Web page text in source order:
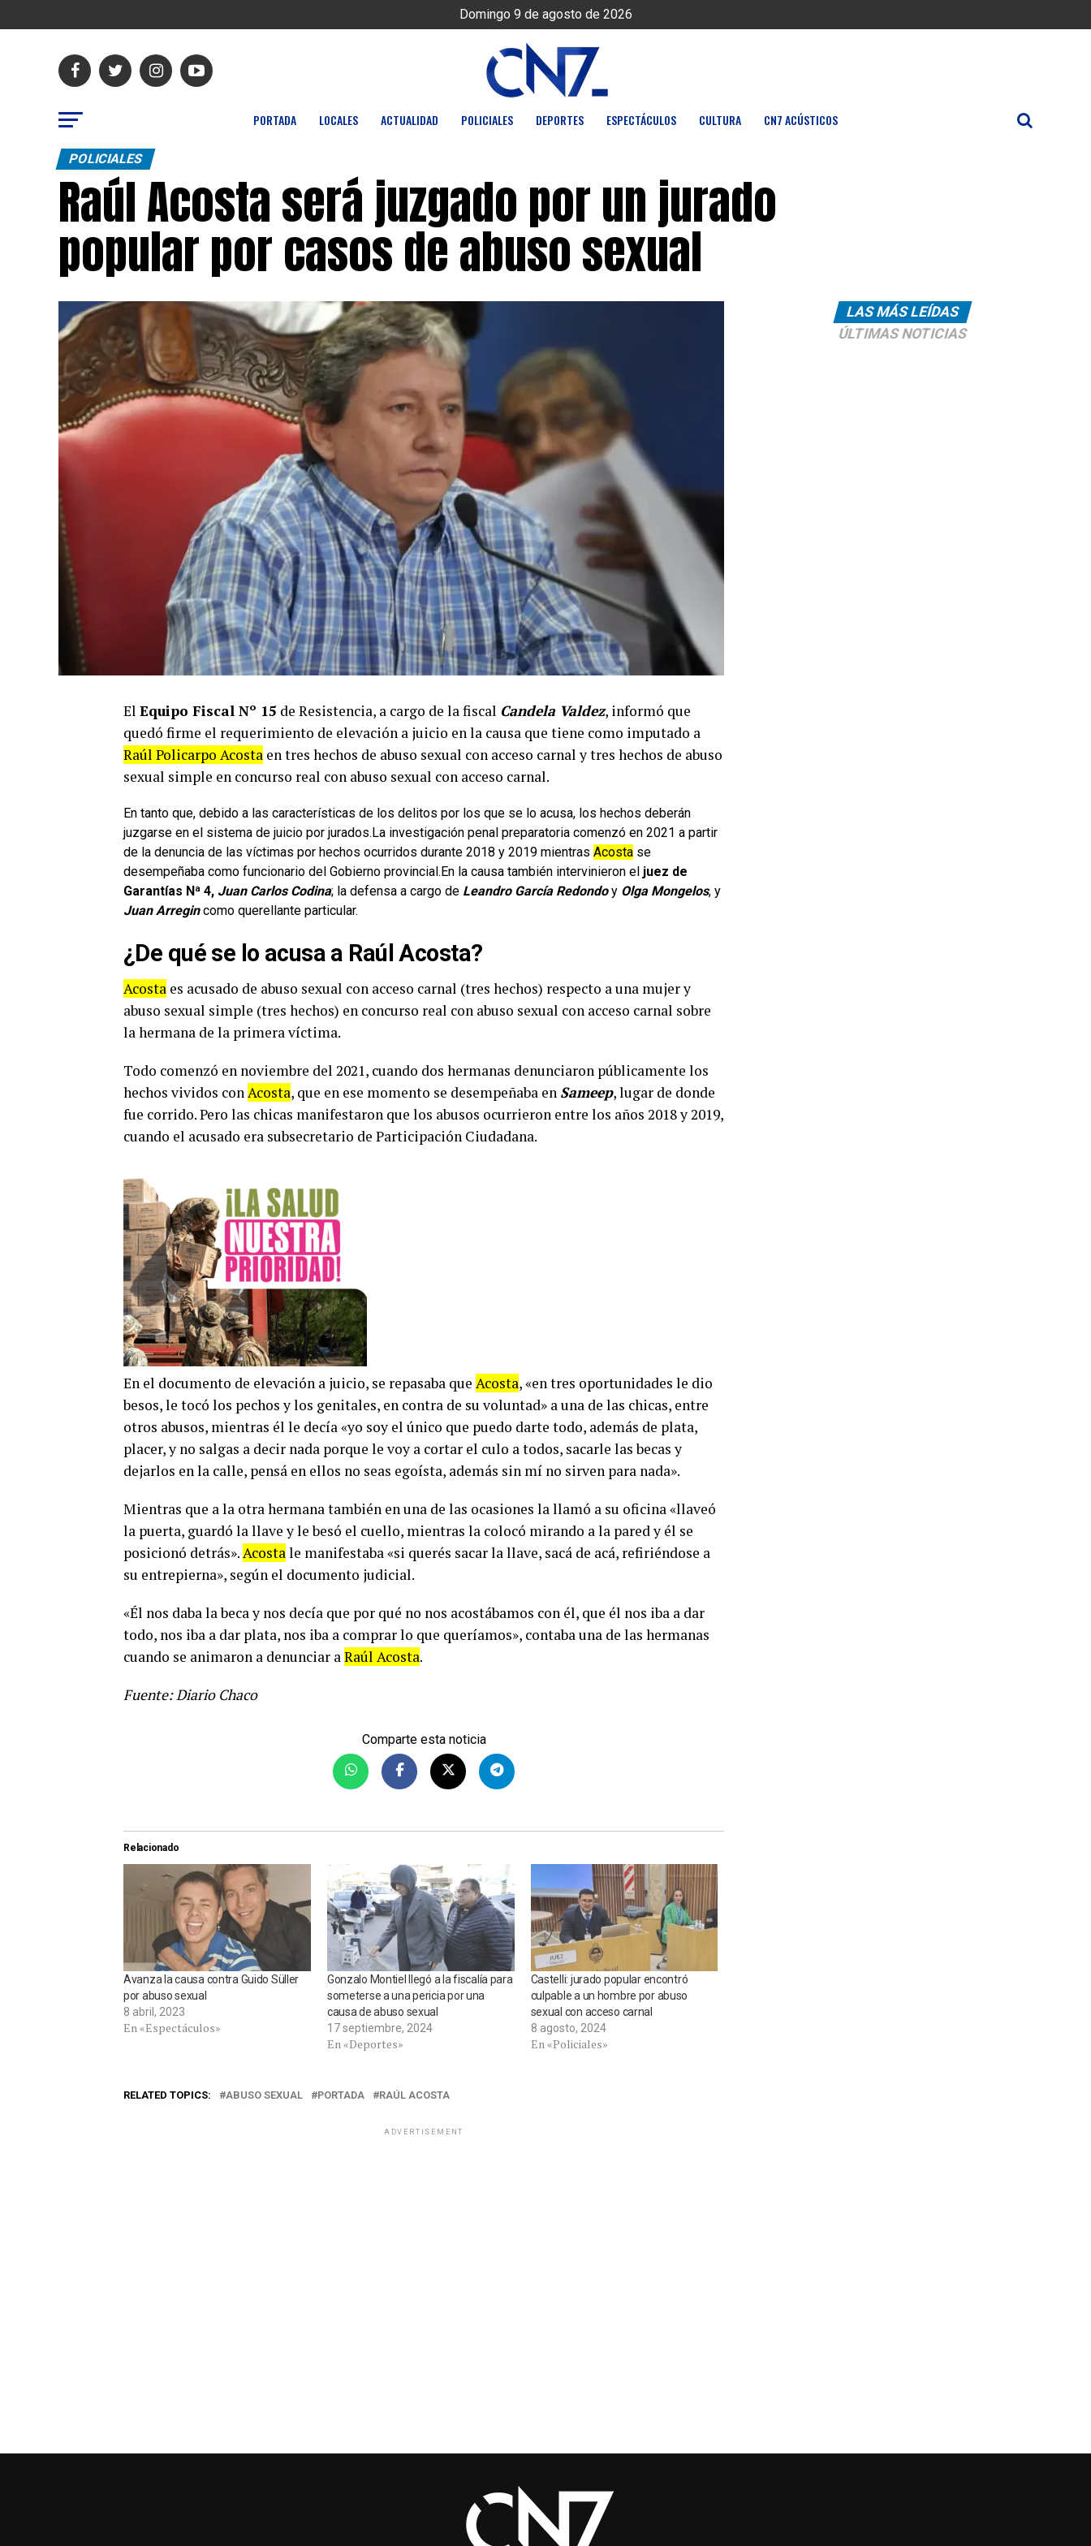
Domingo 9 de agosto de 2026
PORTADA LOCALES ACTUALIDAD POLICIALES DEPORTES ESPECTÁCULOS CULTURA CN7 ACÚSTICOS
POLICIALES
Raúl Acosta será juzgado por un jurado
popular por casos de abuso sexual
El Equipo Fiscal Nº 15 de Resistencia, a cargo de la fiscal Candela Valdez, informó que
quedó firme el requerimiento de elevación a juicio en la causa que tiene como imputado a
Raúl Policarpo Acosta en tres hechos de abuso sexual con acceso carnal y tres hechos de abuso
sexual simple en concurso real con abuso sexual con acceso carnal.
En tanto que, debido a las características de los delitos por los que se lo acusa, los hechos deberán
juzgarse en el sistema de juicio por jurados.La investigación penal preparatoria comenzó en 2021 a partir
de la denuncia de las víctimas por hechos ocurridos durante 2018 y 2019 mientras Acosta se
desempeñaba como funcionario del Gobierno provincial.En la causa también intervinieron el juez de
Garantías Nª 4, Juan Carlos Codina; la defensa a cargo de Leandro García Redondoy Olga Mongelos, y
Juan Arregincomo querellante particular.
¿De qué se lo acusa a Raúl Acosta?
Acosta es acusado de abuso sexual con acceso carnal (tres hechos) respecto a una mujer y
abuso sexual simple (tres hechos) en concurso real con abuso sexual con acceso carnal sobre
la hermana de la primera víctima.
Todo comenzó en noviembre del 2021, cuando dos hermanas denunciaron públicamente los
hechos vividos conAcosta, que en ese momento se desempeñaba en Sameep, lugar de donde
fue corrido. Pero las chicas manifestaron que los abusos ocurrieron entre los años 2018 y 2019,
cuando el acusado era subsecretario de Participación Ciudadana.
En el documento de elevación a juicio, se repasaba que Acosta, «en tres oportunidades le dio
besos, le tocó los pechos y los genitales, en contra de su voluntad» a una de las chicas, entre
otros abusos, mientras él le decía «yo soy el único que puedo darte todo, además de plata,
placer, y no salgas a decir nada porque le voy a cortar el culo a todos, sacarle las becas y
dejarlos en la calle, pensá en ellos no seas egoísta, además sin mí no sirven para nada».
Mientras que a la otra hermana también en una de las ocasiones la llamó a su oficina «llaveó
la puerta, guardó la llave y le besó el cuello, mientras la colocó mirando a la pared y él se
posicionó detrás».Acostale manifestaba «si querés sacar la llave, sacá de acá, refiriéndose a
su entrepierna», según el documento judicial.
«Él nos daba la beca y nos decía que por qué no nos acostábamos con él, que él nos iba a dar
todo, nos iba a dar plata, nos iba a comprar lo que queríamos», contaba una de las hermanas
cuando se animaron a denunciar aRaúl Acosta.
Fuente: Diario Chaco
Comparte esta noticia
Relacionado
Avanza la causa contra Guido Süller
por abuso sexual
8 abril, 2023
En «Espectáculos»
Gonzalo Montiel llegó a la fiscalía para
someterse a una pericia por una
causa de abuso sexual
17 septiembre, 2024
En «Deportes»
Castelli: jurado popular encontró
culpable a un hombre por abuso
sexual con acceso carnal
8 agosto, 2024
En «Policiales»
RELATED TOPICS: ABUSO SEXUAL PORTADA RAÚL ACOSTA
ADVERTISEMENT
LAS MÁS LEÍDAS
ÚLTIMAS NOTICIAS